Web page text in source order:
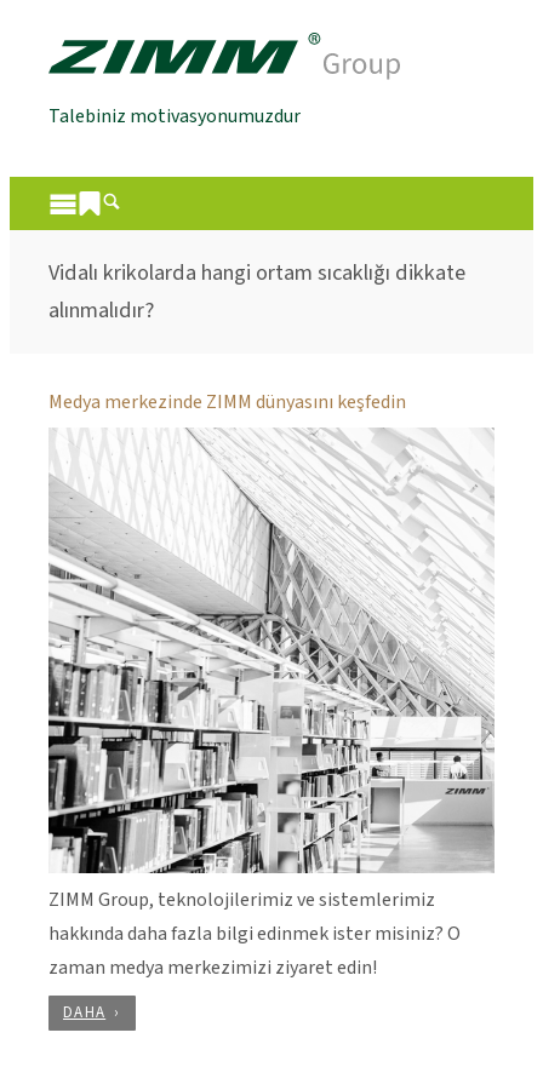
Talebiniz motivasyonumuzdur
Vidalı krikolarda hangi ortam sıcaklığı dikkate
alınmalıdır?
Medya merkezinde ZIMM dünyasını keşfedin
ZIMM Group, teknolojilerimiz ve sistemlerimiz
hakkında daha fazla bilgi edinmek ister misiniz? O
zaman medya merkezimizi ziyaret edin!
DAHA